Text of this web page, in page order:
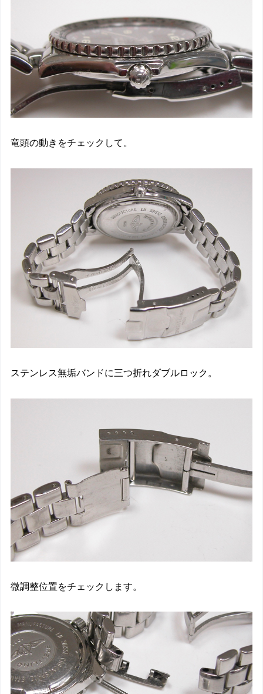
竜頭の動きをチェックして。
ステンレス無垢バンドに三つ折れダブルロック。
微調整位置をチェックします。